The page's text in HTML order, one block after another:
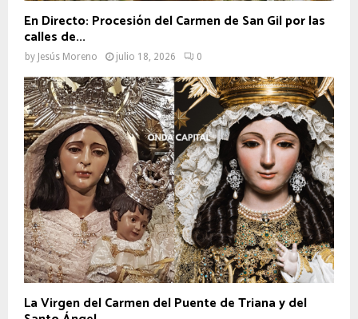
En Directo: Procesión del Carmen de San Gil por las
calles de...
by Jesús Moreno julio 18, 2026 0
La Virgen del Carmen del Puente de Triana y del